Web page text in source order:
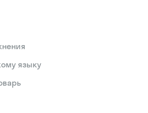
языку